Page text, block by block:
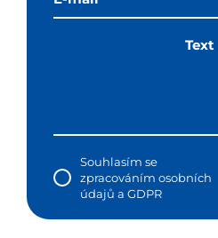
Souhlasím se
zpracováním osobních
údajů a GDPR